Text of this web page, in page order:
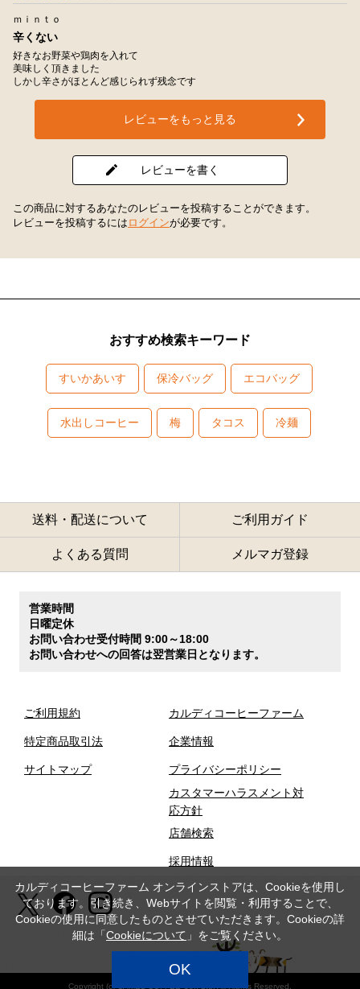
ｍｉｎｔｏ
辛くない
好きなお野菜や鶏肉を入れて
美味しく頂きました
しかし辛さがほとんど感じられず残念です
レビューをもっと見る
レビューを書く
この商品に対するあなたのレビューを投稿することができます。
レビューを投稿するには ログインが必要です。
おすすめ検索キーワード
すいかあいす 保冷バッグ エコバッグ
水出しコーヒー 梅 タコス 冷麺
送料・配送について ご利用ガイド
よくある質問 メルマガ登録
営業時間
日曜定休
お問い合わせ受付時間 9:00～18:00
お問い合わせへの回答は翌営業日となります。
ご利用規約
特定商品取引法
サイトマップ
カルディコーヒーファーム
企業情報
プライバシーポリシー
カスタマーハラスメント対
応方針
店舗検索
採用情報
Copyright (c) CAMEL COFFEE Co., Ltd. All Rights Reserved.
カルディコーヒーファーム オンラインストアは、Cookieを使用し
ております。引き続き、Webサイトを閲覧・利用することで、
Cookieの使用に同意したものとさせていただきます。Cookieの詳
細は「Cookieについて 」をご覧ください。
OK